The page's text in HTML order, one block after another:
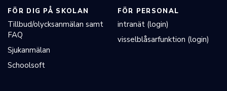
FÖR DIG PÅ SKOLAN
Tillbud/olycksanmälan samt
FAQ
Sjukanmälan
Schoolsoft
FÖR PERSONAL
intranät (login)
visselblåsarfunktion (login)